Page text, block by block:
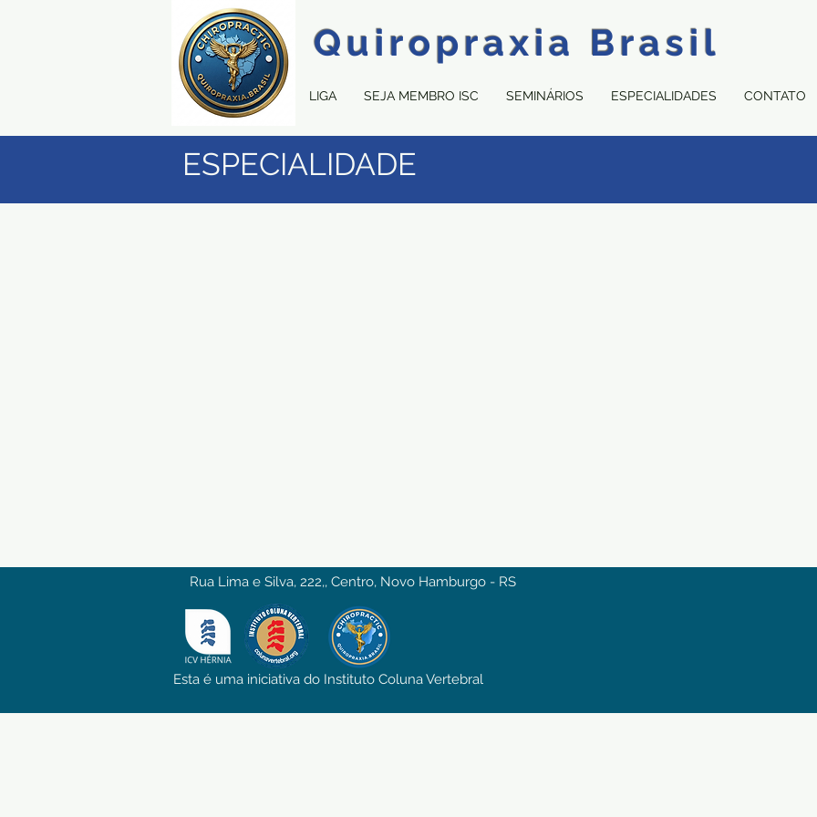
Quiropraxia Brasil
LIGA SEJA MEMBRO ISC SEMINÁRIOS ESPECIALIDADES CONTATO
ESPECIALIDADE
Rua Lima e Silva, 222,, Centro, Novo Hamburgo - RS
Esta é uma iniciativa do Instituto Coluna Vertebral